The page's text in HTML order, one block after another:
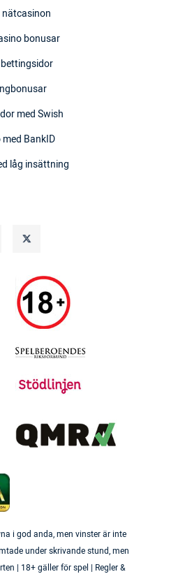
bonusar
med Swish
BankID
låg insättning
i god anda, men vinster är inte
under skrivande stund, men
| 18+ gäller för spel | Regler &